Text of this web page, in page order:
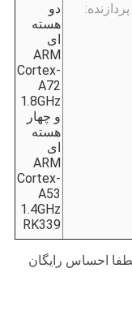
دو
هسته
ای
ARM
Cortex-
A72
1.8GHz
و چهار
هسته
ای
ARM
Cortex-
A53
1.4GHz
RK339
احساس رایگان